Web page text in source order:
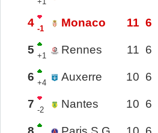
4 -1 Monaco 11 6
5 +1 Rennes 11 6
6 +4 Auxerre 10 6
7 -2 Nantes 10 6